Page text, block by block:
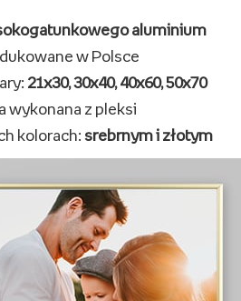
aluminium
w Polsce
21x30, 30x40, 40x60, 50x70
wykonana z pleksi
kolorach: srebrnym i złotym